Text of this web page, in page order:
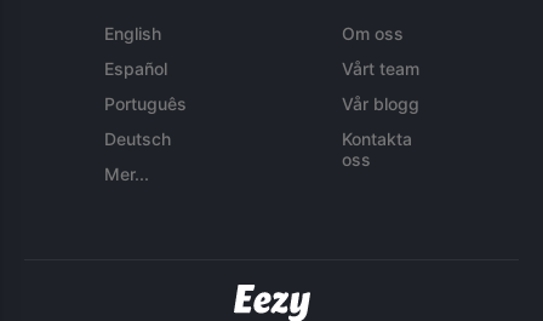
English
Español
Português
Deutsch
Mer...
Om oss
Vårt team
Vår blogg
Kontakta
oss